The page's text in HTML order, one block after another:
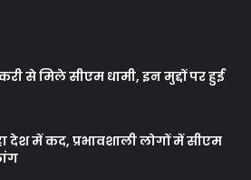
से मिले सीएम धामी, इन मुद्दों पर हुई
देश में कद, प्रभावशाली लोगों में सीएम